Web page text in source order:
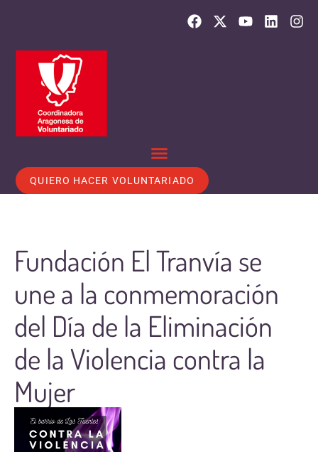
QUIERO HACER VOLUNTARIADO
Fundación El Tranvía se
une a la conmemoración
del Día de la Eliminación
de la Violencia contra la
Mujer